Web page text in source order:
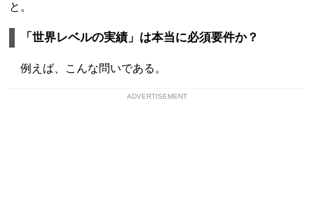
と。
「世界レベルの実績」は本当に必須要件か？
例えば、こんな問いである。
ADVERTISEMENT